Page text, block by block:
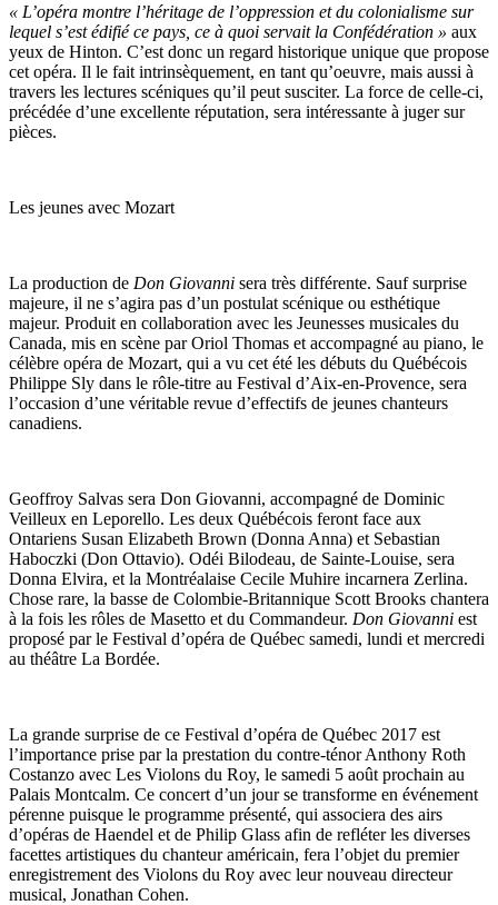
« L’opéra montre l’héritage de l’oppression et du colonialisme sur
lequel s’est édifié ce pays, ce à quoi servait la Confédération » aux
yeux de Hinton. C’est donc un regard historique unique que propose
cet opéra. Il le fait intrinsèquement, en tant qu’oeuvre, mais aussi à
travers les lectures scéniques qu’il peut susciter. La force de celle-ci,
précédée d’une excellente réputation, sera intéressante à juger sur
pièces.
Les jeunes avec Mozart
La production de Don Giovanni sera très différente. Sauf surprise
majeure, il ne s’agira pas d’un postulat scénique ou esthétique
majeur. Produit en collaboration avec les Jeunesses musicales du
Canada, mis en scène par Oriol Thomas et accompagné au piano, le
célèbre opéra de Mozart, qui a vu cet été les débuts du Québécois
Philippe Sly dans le rôle-titre au Festival d’Aix-en-Provence, sera
l’occasion d’une véritable revue d’effectifs de jeunes chanteurs
canadiens.
Geoffroy Salvas sera Don Giovanni, accompagné de Dominic
Veilleux en Leporello. Les deux Québécois feront face aux
Ontariens Susan Elizabeth Brown (Donna Anna) et Sebastian
Haboczki (Don Ottavio). Odéi Bilodeau, de Sainte-Louise, sera
Donna Elvira, et la Montréalaise Cecile Muhire incarnera Zerlina.
Chose rare, la basse de Colombie-Britannique Scott Brooks chantera
à la fois les rôles de Masetto et du Commandeur. Don Giovanni est
proposé par le Festival d’opéra de Québec samedi, lundi et mercredi
au théâtre La Bordée.
La grande surprise de ce Festival d’opéra de Québec 2017 est
l’importance prise par la prestation du contre-ténor Anthony Roth
Costanzo avec Les Violons du Roy, le samedi 5 août prochain au
Palais Montcalm. Ce concert d’un jour se transforme en événement
pérenne puisque le programme présenté, qui associera des airs
d’opéras de Haendel et de Philip Glass afin de refléter les diverses
facettes artistiques du chanteur américain, fera l’objet du premier
enregistrement des Violons du Roy avec leur nouveau directeur
musical, Jonathan Cohen.